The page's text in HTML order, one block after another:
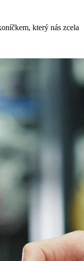
který nás zcela